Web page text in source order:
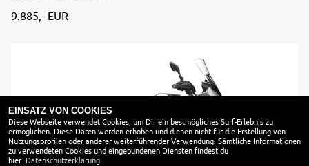
9.885,- EUR
EINSATZ VON COOKIES
Diese Webseite verwendet Cookies, um Dir ein bestmögliches Surf-Erlebnis zu
ermöglichen. Diese Daten werden erhoben und dienen nicht für die Erstellung von
Nutzungsprofilen oder anderer weiterführender Verwendung. Sämtliche Informationen
zu verwendeten Cookies und eingebundenen Diensten findest du
hier: Datenschutzerklärung